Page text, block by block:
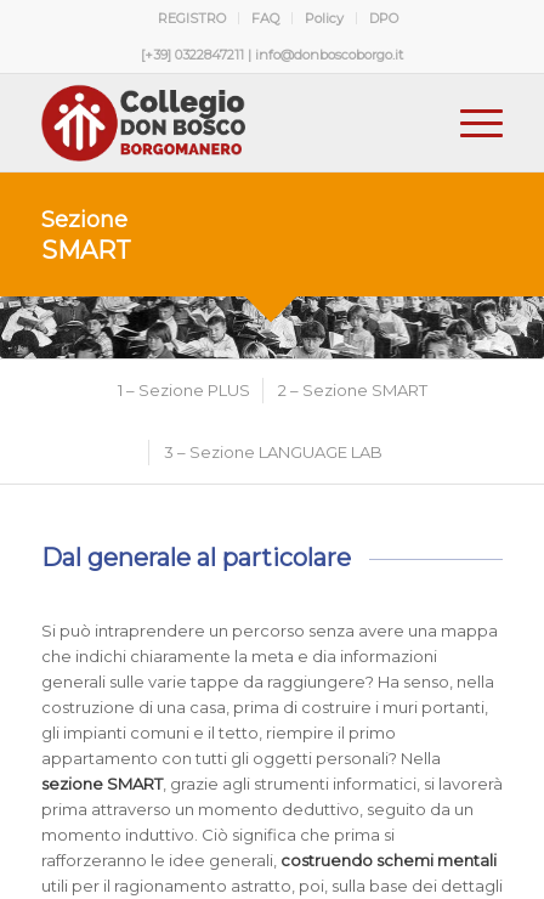
REGISTRO FAQ Policy DPO
[+39] 0322847211 | info@donboscoborgo.it
Sezione
SMART
1 – Sezione PLUS 2 – Sezione SMART
3 – Sezione LANGUAGE LAB
Dal generale al particolare
Si può intraprendere un percorso senza avere una mappa
che indichi chiaramente la meta e dia informazioni
generali sulle varie tappe da raggiungere? Ha senso, nella
costruzione di una casa, prima di costruire i muri portanti,
gli impianti comuni e il tetto, riempire il primo
appartamento con tutti gli oggetti personali? Nella
sezione SMART, grazie agli strumenti informatici, si lavorerà
prima attraverso un momento deduttivo , seguito da un
momento induttivo . Ciò significa che prima si
rafforzeranno le idee generali, costruendo schemi mentali
utili per il ragionamento astratto, poi, sulla base dei dettagli